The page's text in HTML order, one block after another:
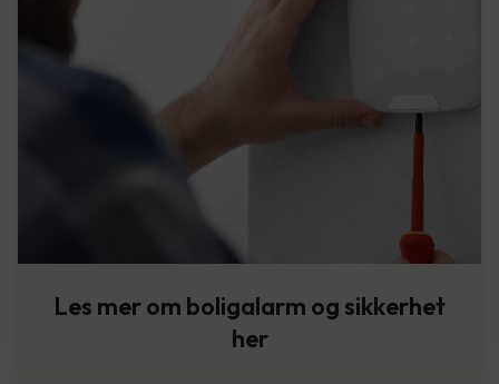
Les mer om boligalarm og sikkerhet
her